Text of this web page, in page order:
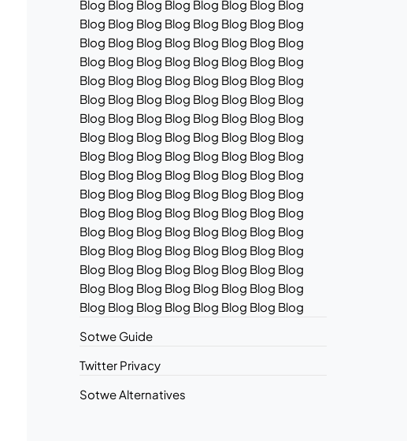
Blog Blog Blog Blog Blog Blog Blog Blog
Blog Blog Blog Blog Blog Blog Blog Blog
Blog Blog Blog Blog Blog Blog Blog Blog
Blog Blog Blog Blog Blog Blog Blog Blog
Blog Blog Blog Blog Blog Blog Blog Blog
Blog Blog Blog Blog Blog Blog Blog Blog
Blog Blog Blog Blog Blog Blog Blog Blog
Blog Blog Blog Blog Blog Blog Blog Blog
Blog Blog Blog Blog Blog Blog Blog Blog
Blog Blog Blog Blog Blog Blog Blog Blog
Blog Blog Blog Blog Blog Blog Blog Blog
Blog Blog Blog Blog Blog Blog Blog Blog
Blog Blog Blog Blog Blog Blog Blog Blog
Blog Blog Blog Blog Blog Blog Blog Blog
Blog Blog Blog Blog Blog Blog Blog Blog
Blog Blog Blog Blog Blog Blog Blog Blog
Blog Blog Blog Blog Blog Blog Blog Blog
Sotwe Guide
Twitter Privacy
Sotwe Alternatives